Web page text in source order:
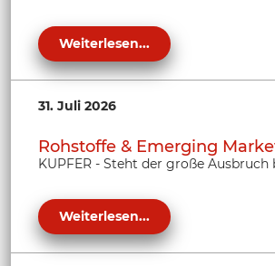
Weiterlesen...
31. Juli 2026
Rohstoffe & Emerging
KUPFER - Steht der große Ausbruch
Weiterlesen...